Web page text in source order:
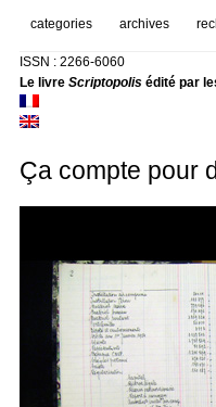
categories archives
ISSN : 2266-6060
Le livre Scriptopolisédité par
Ça compte pour